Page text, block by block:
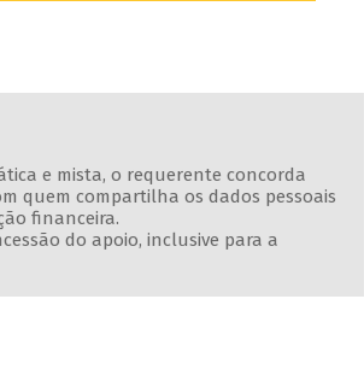
e mista, o requerente concorda
quem compartilha os dados pessoais
financeira.
do apoio, inclusive para a